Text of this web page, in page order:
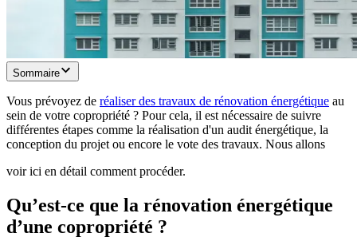
Sommaire
Vous prévoyez de réaliser des travaux de rénovation énergétique au
sein de votre copropriété ? Pour cela, il est nécessaire de suivre
différentes étapes comme la réalisation d'un audit énergétique, la
conception du projet ou encore le vote des travaux. Nous allons
voir ici en détail comment procéder.
Qu’est-ce que la rénovation énergétique
d’une copropriété ?